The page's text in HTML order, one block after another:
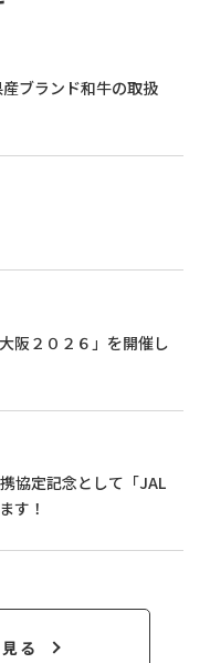
ブランド和牛の取扱
阪２０２６」を開催し
協定記念として「JAL
す！
る